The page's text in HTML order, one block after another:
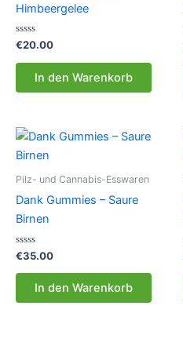
Himbeergelee
Bewertet
0
€20.00
In den Warenkorb
Pilz- und Cannabis-Esswaren
Dank Gummies – Saure
Birnen
Bewertet
mit
0
€35.00
In den Warenkorb